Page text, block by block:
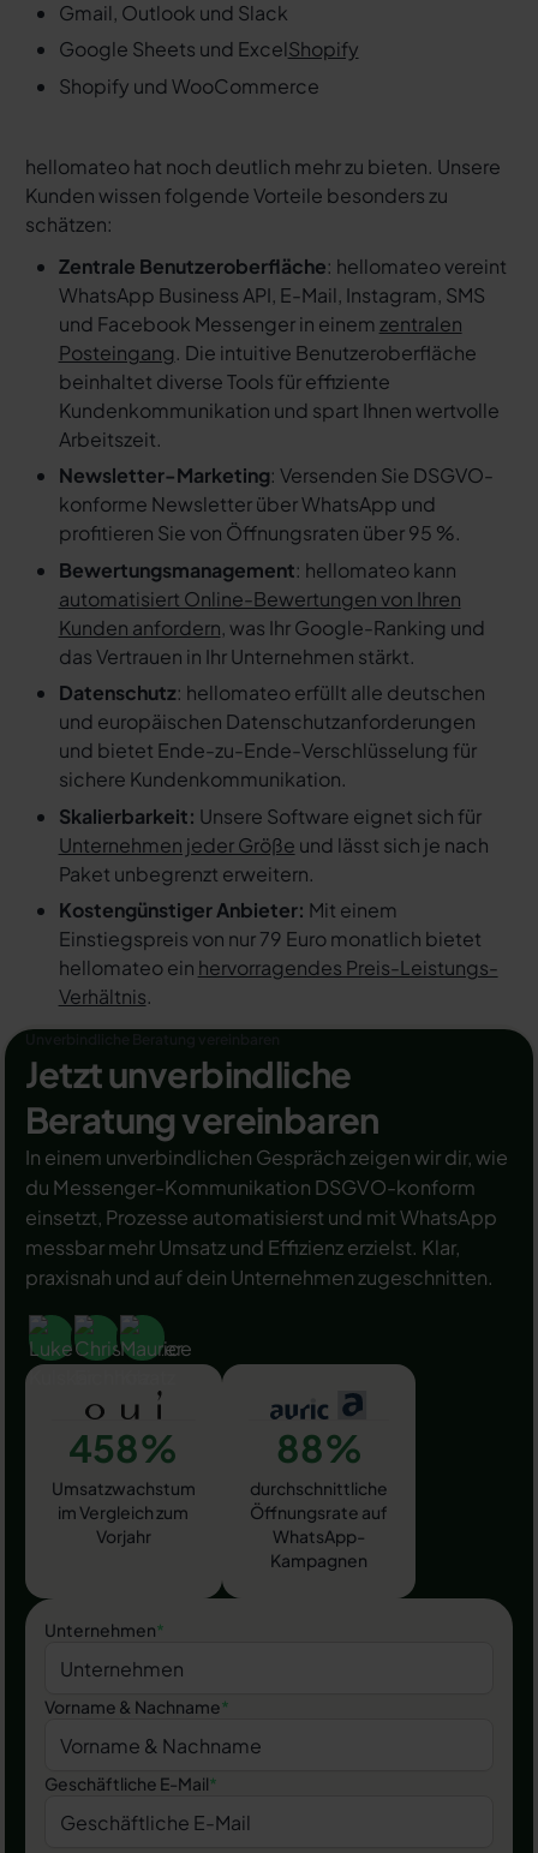
Gmail, Outlook und Slack
Google Sheets und ExcelShopify
Shopify und WooCommerce
hellomateo hat noch deutlich mehr zu bieten. Unsere
Kunden wissen folgende Vorteile besonders zu
schätzen:
Zentrale Benutzeroberfläche: hellomateo vereint
WhatsApp Business API, E-Mail, Instagram, SMS
und Facebook Messenger in einem zentralen
Posteingang. Die intuitive Benutzeroberfläche
beinhaltet diverse Tools für effiziente
Kundenkommunikation und spart Ihnen wertvolle
Arbeitszeit.
Newsletter-Marketing: Versenden Sie DSGVO-
konforme Newsletter über WhatsApp und
profitieren Sie von Öffnungsraten über 95 %.
Bewertungsmanagement: hellomateo kann
automatisiert Online-Bewertungen von Ihren
Kunden anfordern, was Ihr Google-Ranking und
das Vertrauen in Ihr Unternehmen stärkt.
Datenschutz: hellomateo erfüllt alle deutschen
und europäischen Datenschutzanforderungen
und bietet Ende-zu-Ende-Verschlüsselung für
sichere Kundenkommunikation.
Skalierbarkeit: Unsere Software eignet sich für
Unternehmen jeder Größe und lässt sich je nach
Paket unbegrenzt erweitern.
Kostengünstiger Anbieter: Mit einem
Einstiegspreis von nur 79 Euro monatlich bietet
hellomateo ein hervorragendes Preis-Leistungs-
Verhältnis.
Jetzt unverbindliche
Beratung vereinbaren
In einem unverbindlichen Gespräch zeigen wir dir, wie
du Messenger-Kommunikation DSGVO-konform
einsetzt, Prozesse automatisierst und mit WhatsApp
messbar mehr Umsatz und Effizienz erzielst. Klar,
praxisnah und auf dein Unternehmen zugeschnitten.
458%
Umsatzwachstum
im Vergleich zum
Vorjahr
88%
durchschnittliche
Öffnungsrate auf
WhatsApp-
Kampagnen
Unternehmen*
Vorname & Nachname*
Geschäftliche E-Mail*